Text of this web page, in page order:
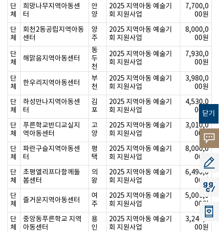
닫기
고객의
소리
공모
지지
단
체
희망나무지역아동센
터
안
양
2025 지역아동 예술기
회 지원사업
7,700,0
00원
단
체
회천2동공립지역아동
센터
양
주
2025 지역아동 예술기
회 지원사업
8,000,0
00원
단
체
해맑음지역아동센터
동
두
천
2025 지역아동 예술기
회 지원사업
7,930,0
00원
단
체
한우리지역아동센터
부
천
2025 지역아동 예술기
회 지원사업
3,980,0
00원
단
체
하성만나지역아동센
터
김
포
2025 지역아동 예술기
회 지원사업
4,530,0
00원
단
체
푸른학교반디교실지
역아동센터
고
양
2025 지역아동 예술기
회 지원사업
3,010,0
00원
단
체
파란구슬지역아동센
터
평
택
2025 지역아동 예술기
회 지원사업
8,000,0
00원
단
체
초평엘리프다함께돌
봄센터
의
왕
2025 지역아동 예술기
회 지원사업
6,490,0
00원
단
체
즐거운지역아동센터
여
주
2025 지역아동 예술기
회 지원사업
5,000,0
00원
단
체
중앙동푸른학교 지역
아동센터
용
인
2025 지역아동 예술기
회 지원사업
3,240,0
00원